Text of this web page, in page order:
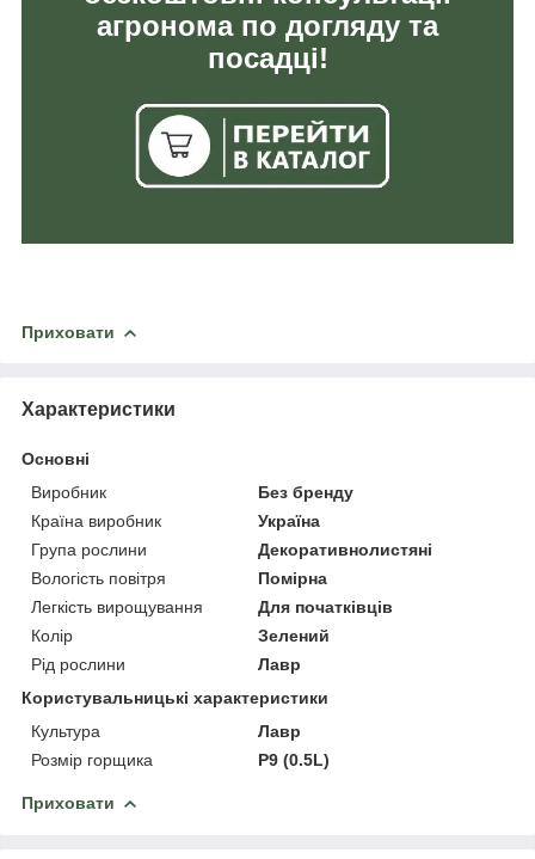
агронома по догляду та
посадці!
Приховати
Характеристики
Основні
Виробник
Без бренду
Країна виробник
Україна
Група рослини
Декоративнолистяні
Вологість повітря
Помірна
Легкість вирощування
Для початківців
Колір
Зелений
Рід рослини
Лавр
Користувальницькі характеристики
Культура
Лавр
Розмір горщика
P9 (0.5L)
Приховати